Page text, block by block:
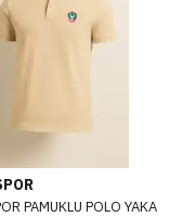
PAMUKLU POLO YAKA